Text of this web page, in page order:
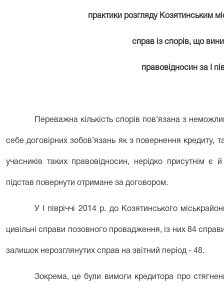
практики розгляду Козятинським
справ із спорів, що
правовідносин за І
Переважна кількість спорів пов’язана з
себе договірних зобов’язань як з повернення кредиту,
учасників таких правовідносин, нерідко присутнім є
підстав повернути отримане за договором.
У І півріччі 2014 р. до Козятинського
цивільні справи позовного провадження, із них 84
залишок нерозглянутих справ на звітний період - 48.
Зокрема, це були вимоги кредитора про